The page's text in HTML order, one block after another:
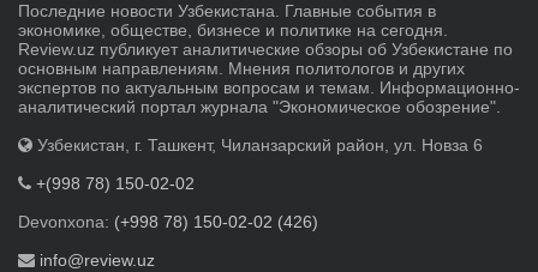
Последние новости Узбекистана. Главные события в
экономике, обществе, бизнесе и политике на сегодня.
Review.uz публикует аналитические обзоры об Узбекистане по
основным направлениям. Мнения политологов и других
экспертов по актуальным вопросам и темам. Информационно-
аналитический портал журнала "Экономическое обозрение".
Узбекистан, г. Ташкент, Чиланзарский район, ул. Новза 6
+(998 78) 150-02-02
Devonxona: (+998 78) 150-02-02 (426)
info@review.uz